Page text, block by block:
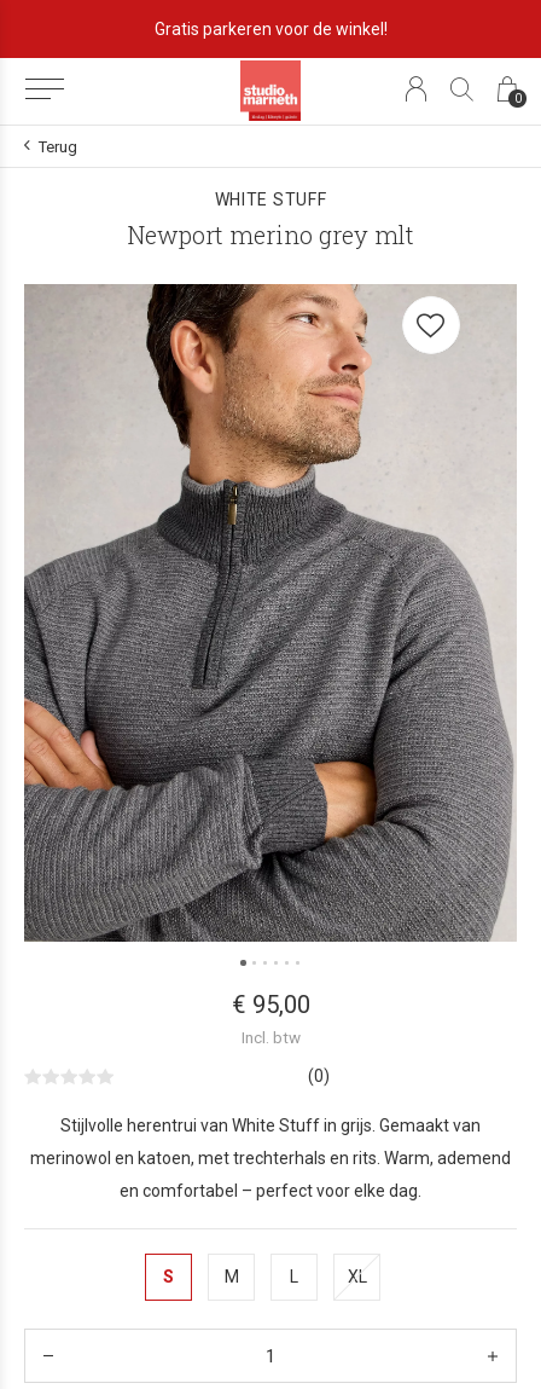
0
Gratis parkeren voor de winkel!
Terug
WHITE STUFF
Newport merino grey mlt
€ 95,00
Incl. btw
(0)
Stijlvolle herentrui van White Stuff in grijs. Gemaakt van
merinowol en katoen, met trechterhals en rits. Warm, ademend
en comfortabel – perfect voor elke dag.
S M XL